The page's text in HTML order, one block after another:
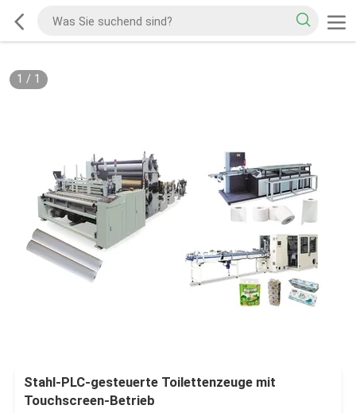
1 / 1
Stahl-PLC-gesteuerte Toilettenzeuge mit
Touchscreen-Betrieb